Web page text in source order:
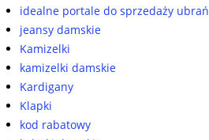
idealne portale do sprzedaży ubrań
jeansy damskie
Kamizelki
kamizelki damskie
Kardigany
Klapki
kod rabatowy